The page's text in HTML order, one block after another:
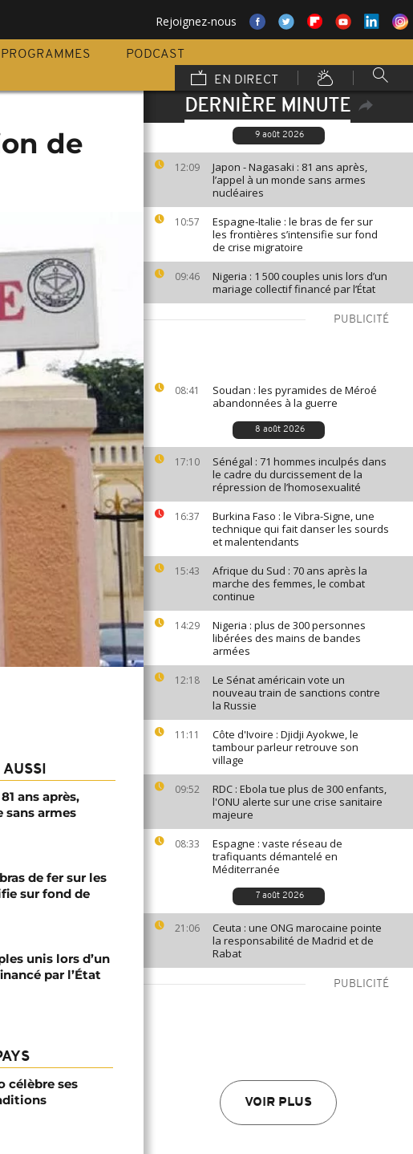
Rejoignez-nous
PROGRAMMES
PODCAST
EN DIRECT
DERNIÈRE MINUTE
9 août 2026
12:09
Japon - Nagasaki : 81 ans après,
l’appel à un monde sans armes
nucléaires
10:57
Espagne-Italie : le bras de fer sur
les frontières s’intensifie sur fond
de crise migratoire
09:46
Nigeria : 1 500 couples unis lors d’un
mariage collectif financé par l’État
PUBLICITÉ
08:41
Soudan : les pyramides de Méroé
abandonnées à la guerre
8 août 2026
17:10
Sénégal : 71 hommes inculpés dans
le cadre du durcissement de la
répression de l’homosexualité
16:37
Burkina Faso : le Vibra-Signe, une
technique qui fait danser les sourds
et malentendants
15:43
Afrique du Sud : 70 ans après la
marche des femmes, le combat
continue
14:29
Nigeria : plus de 300 personnes
libérées des mains de bandes
armées
12:18
Le Sénat américain vote un
nouveau train de sanctions contre
la Russie
11:11
Côte d'Ivoire : Djidji Ayokwe, le
tambour parleur retrouve son
village
09:52
RDC : Ebola tue plus de 300 enfants,
l'ONU alerte sur une crise sanitaire
majeure
08:33
Espagne : vaste réseau de
trafiquants démantelé en
Méditerranée
7 août 2026
21:06
Ceuta : une ONG marocaine pointe
la responsabilité de Madrid et de
Rabat
PUBLICITÉ
VOIR PLUS
de
ans après,
sans armes
de fer sur les
sur fond de
unis lors d’un
par l’État
célèbre ses